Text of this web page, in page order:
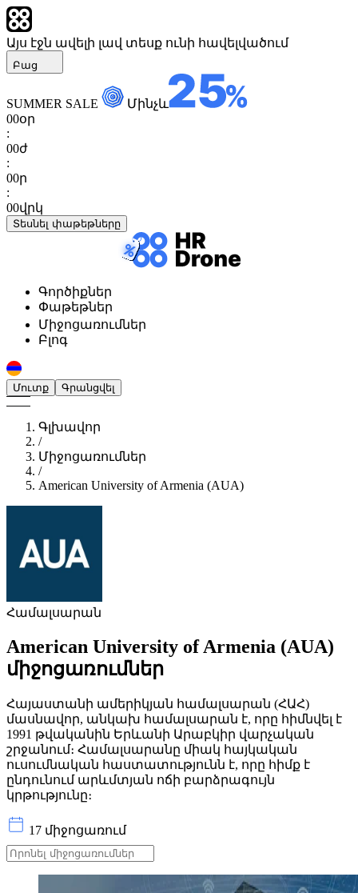
Այս էջն ավելի լավ տեսք ունի հավելվածում
Բաց
SUMMER SALE
Մինչև
00օր
:
00ժ
:
00ր
:
00վրկ
Տեսնել փաթեթները
Գործիքներ
Փաթեթներ
Միջոցառումներ
Բլոգ
Մուտք Գրանցվել
Գլխավոր
/
Միջոցառումներ
/
American University of Armenia (AUA)
Համալսարան
American University of Armenia (AUA)
միջոցառումներ
Հայաստանի ամերիկյան համալսարան (ՀԱՀ)
մասնավոր, անկախ համալսարան է, որը հիմնվել է
1991 թվականին Երևանի Արաբկիր վարչական
շրջանում։ Համալսարանը միակ հայկական
ուսումնական հաստատությունն է, որը հիմք է
ընդունում արևմտյան ոճի բարձրագույն
կրթությունը։
17 միջոցառում